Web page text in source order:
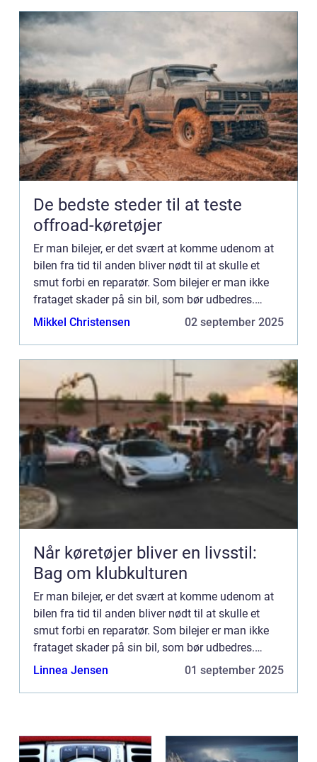
De bedste steder til at teste
offroad-køretøjer
Er man bilejer, er det svært at komme udenom at
bilen fra tid til anden bliver nødt til at skulle et
smut forbi en reparatør. Som bilejer er man ikke
frataget skader på sin bil, som bør udbedres.
Uanset hvilken skade ...
Mikkel Christensen 02 september 2025
Når køretøjer bliver en livsstil:
Bag om klubkulturen
Er man bilejer, er det svært at komme udenom at
bilen fra tid til anden bliver nødt til at skulle et
smut forbi en reparatør. Som bilejer er man ikke
frataget skader på sin bil, som bør udbedres.
Uanset hvilken skade ...
Linnea Jensen 01 september 2025